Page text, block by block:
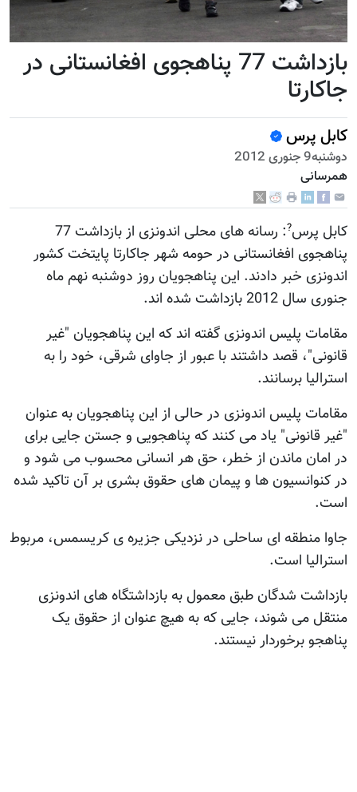
بازداشت 77 پناهجوی افغانستانی در
جاکارتا
کابل پرس
دوشنبه9 جنوری 2012
همرسانی
کابل پرس?
: رسانه های محلی اندونزی از بازداشت 77
پناهجوی افغانستانی در حومه شهر جاکارتا پایتخت کشور
اندونزی خبر دادند. این پناهجویان روز دوشنبه نهم ماه
جنوری سال 2012 بازداشت شده اند.
مقامات پلیس اندونزی گفته اند که این پناهجویان "غیر
قانونی"، قصد داشتند با عبور از جاوای شرقی، خود را به
استرالیا برسانند.
مقامات پلیس اندونزی در حالی از این پناهجویان به عنوان
"غیر قانونی" یاد می کنند که پناهجویی و جستن جایی برای
در امان ماندن از خطر، حق هر انسانی محسوب می شود و
در کنوانسیون ها و پیمان های حقوق بشری بر آن تاکید شده
است.
جاوا منطقه ای ساحلی در نزدیکی جزیره ی کریسمس، مربوط
استرالیا است.
بازداشت شدگان طبق معمول به بازداشتگاه های اندونزی
منتقل می شوند، جایی که به هیچ عنوان از حقوق یک
پناهجو برخوردار نیستند.